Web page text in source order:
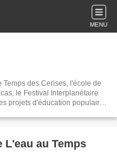
MENU
le Festival Interplanétaire
projets d'éducation populaire
L'eau au Temps